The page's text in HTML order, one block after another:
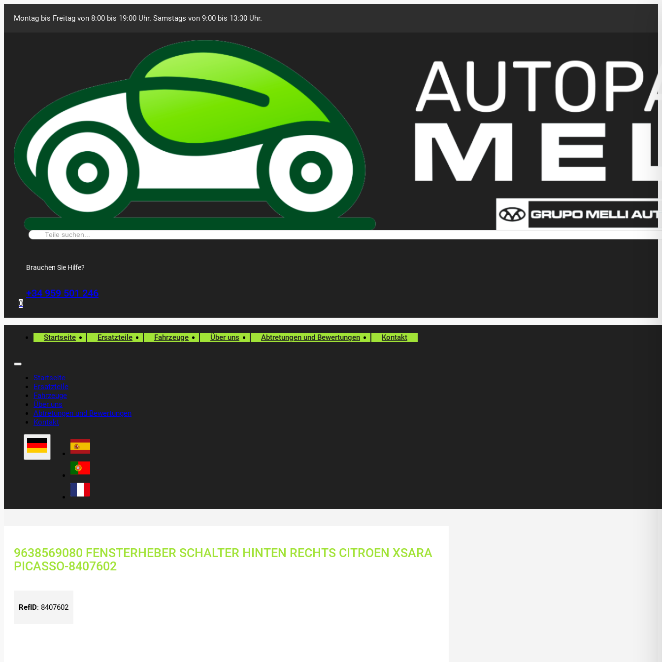
Montag bis Freitag von 8:00 bis 19:00 Uhr. Samstags von 9:00 bis 13:30 Uhr.
Suche:
Brauchen Sie Hilfe?
+34 959 501 246
0
Startseite Ersatzteile Fahrzeuge Über uns Abtretungen und Bewertungen Kontakt
Startseite
Ersatzteile
Fahrzeuge
Über uns
Abtretungen und Bewertungen
Kontakt
9638569080 FENSTERHEBER SCHALTER HINTEN RECHTS CITROEN XSARA
PICASSO-8407602
RefID: 8407602